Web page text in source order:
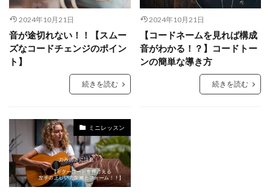
2024年10月21日
音が途切れない！！【スムー
ズなコードチェンジのポイン
ト】
続きを読む
2024年10月21日
【コードネームを見れば構成
音がわかる！？】コードトー
ンの簡単な導き方
続きを読む
ミニレッスン